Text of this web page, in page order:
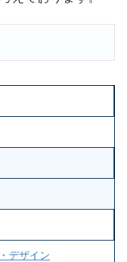
デザイン